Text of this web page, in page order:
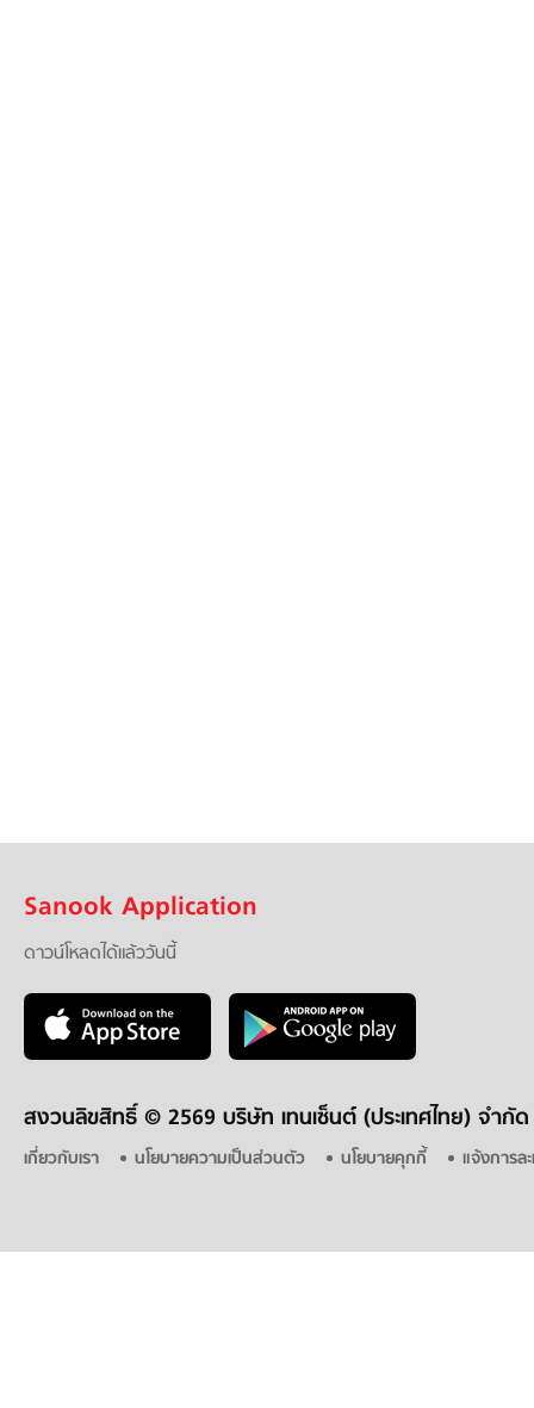
Sanook Application
ดาวน์โหลดได้แล้ววันนี้
สงวนลิขสิทธิ์ © 2569 บริษัท เทนเซ็นต์ (ประเทศไทย) จำกัด
เกี่ยวกับเรา นโยบายความเป็นส่วนตัว นโยบายคุกกี้ แจ้งการล